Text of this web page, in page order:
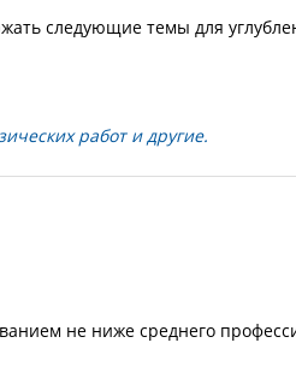
следующие темы для
работ и другие.
не ниже среднего